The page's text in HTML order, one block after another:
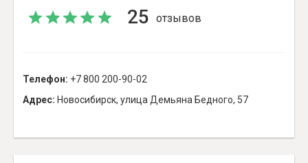
25 отзывов
Телефон: +7 800 200-90-02
Адрес: Новосибирск, улица Демьяна Бедного, 57